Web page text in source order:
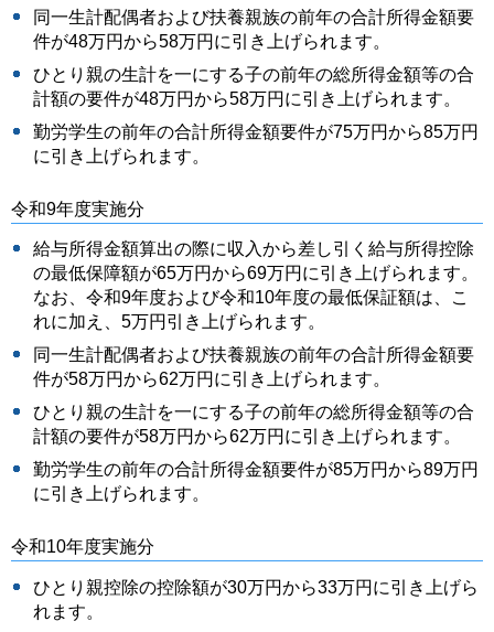
同一生計配偶者および扶養親族の前年の合計所得金額要
件が48万円から58万円に引き上げられます。
ひとり親の生計を一にする子の前年の総所得金額等の合
計額の要件が48万円から58万円に引き上げられます。
勤労学生の前年の合計所得金額要件が75万円から85万円
に引き上げられます。
令和9年度実施分
給与所得金額算出の際に収入から差し引く給与所得控除
の最低保障額が65万円から69万円に引き上げられます。
なお、令和9年度および令和10年度の最低保証額は、こ
れに加え、5万円引き上げられます。
同一生計配偶者および扶養親族の前年の合計所得金額要
件が58万円から62万円に引き上げられます。
ひとり親の生計を一にする子の前年の総所得金額等の合
計額の要件が58万円から62万円に引き上げられます。
勤労学生の前年の合計所得金額要件が85万円から89万円
に引き上げられます。
令和10年度実施分
ひとり親控除の控除額が30万円から33万円に引き上げら
れます。